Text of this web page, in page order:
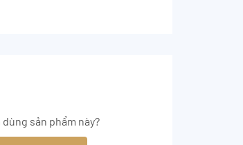
dùng sản phẩm này?